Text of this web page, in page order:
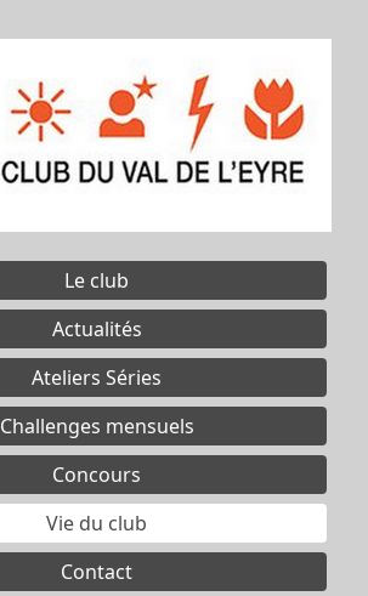
Le club
Actualités
Ateliers Séries
Challenges mensuels
Concours
Vie du club
Contact